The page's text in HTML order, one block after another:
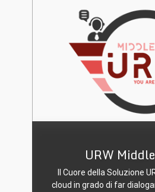
URW
Il Cuore della Soluzione
cloud in grado di far